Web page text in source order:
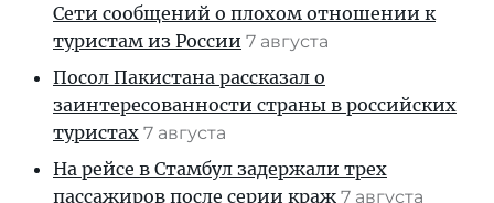
Сети сообщений о плохом отношении к
туристам из России 7 августа
Посол Пакистана рассказал о
заинтересованности страны в российских
туристах 7 августа
На рейсе в Стамбул задержали трех
пассажиров после серии краж 7 августа